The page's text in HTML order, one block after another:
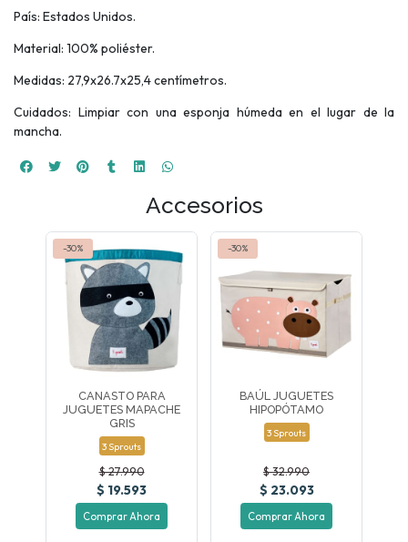
País: Estados Unidos.
Material: 100% poliéster.
Medidas: 27,9x26.7x25,4 centímetros.
Cuidados: Limpiar con una esponja húmeda en el lugar de la
mancha.
Accesorios
-30%
CANASTO PARA
JUGUETES MAPACHE
GRIS
3 Sprouts
$ 27.990
$ 19.593
Comprar Ahora
-30%
BAÚL JUGUETES
HIPOPÓTAMO
3 Sprouts
$ 32.990
$ 23.093
Comprar Ahora